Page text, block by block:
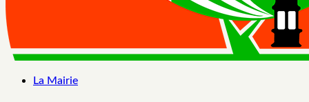
La Mairie